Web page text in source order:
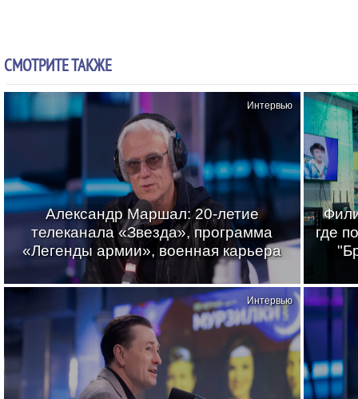
СМОТРИТЕ ТАКЖЕ
Александр Маршал: 20-летие
телеканала «Звезда», программа
«Легенды армии», военная карьера
Интервью
где
Интервью